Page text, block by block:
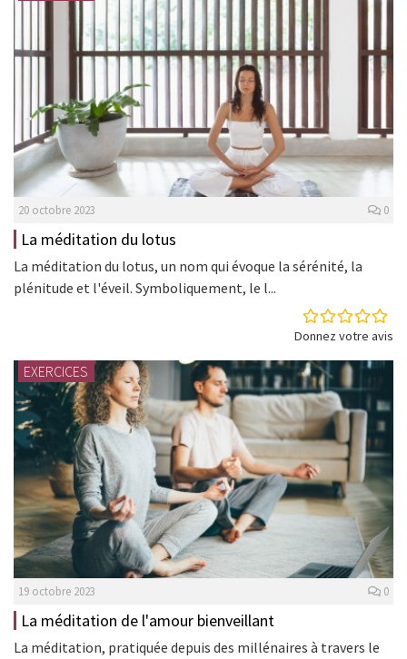
20 octobre 2023 0
La méditation du lotus
La méditation du lotus, un nom qui évoque la sérénité, la
plénitude et l'éveil. Symboliquement, le l...
Donnez votre avis
EXERCICES
19 octobre 2023 0
La méditation de l'amour bienveillant
La méditation, pratiquée depuis des millénaires à travers le